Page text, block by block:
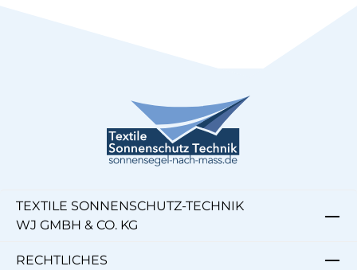
TEXTILE SONNENSCHUTZ-TECHNIK
WJ GMBH & CO. KG
RECHTLICHES